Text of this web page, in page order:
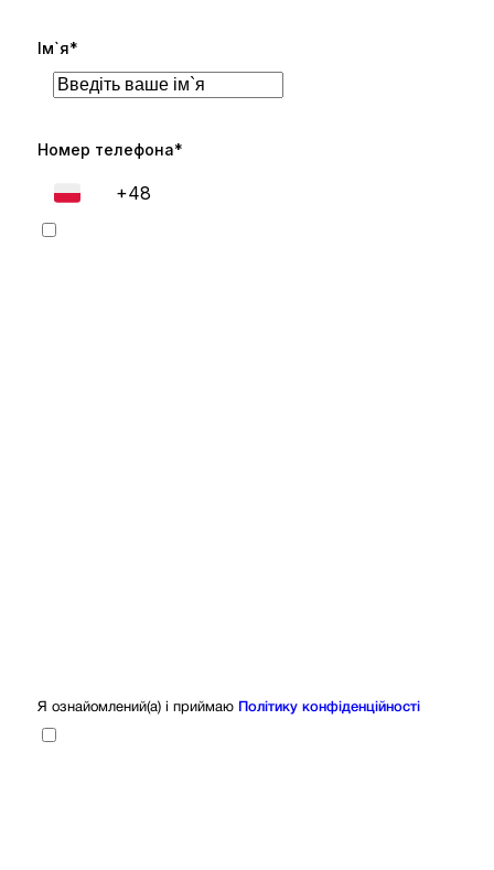
Ім`я*
Номер телефона*
Я ознайомлений(а) і приймаю Політику конфіденційності